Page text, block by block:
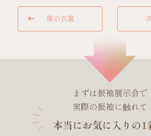
前の衣裳
まずは振袖展示会で
実際の振袖に触れて
本当にお気に入りの1